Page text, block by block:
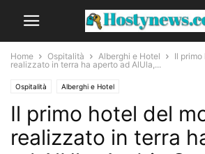
Home Ospitalità Alberghi e Hotel
Il
realizzato in terra ha aperto ad AlUla,...
Ospitalità Alberghi e Hotel
Il primo hotel del
realizzato in terra